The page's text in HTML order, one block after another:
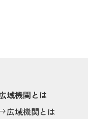
域機関とは
広域機関とは